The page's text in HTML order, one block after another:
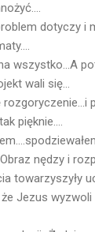
dotyczy i
wszystko...A
wali się...
rozgoryczenie...i
pięknie....
nędzy i
towarzyszyły
Jezus wyzwoli